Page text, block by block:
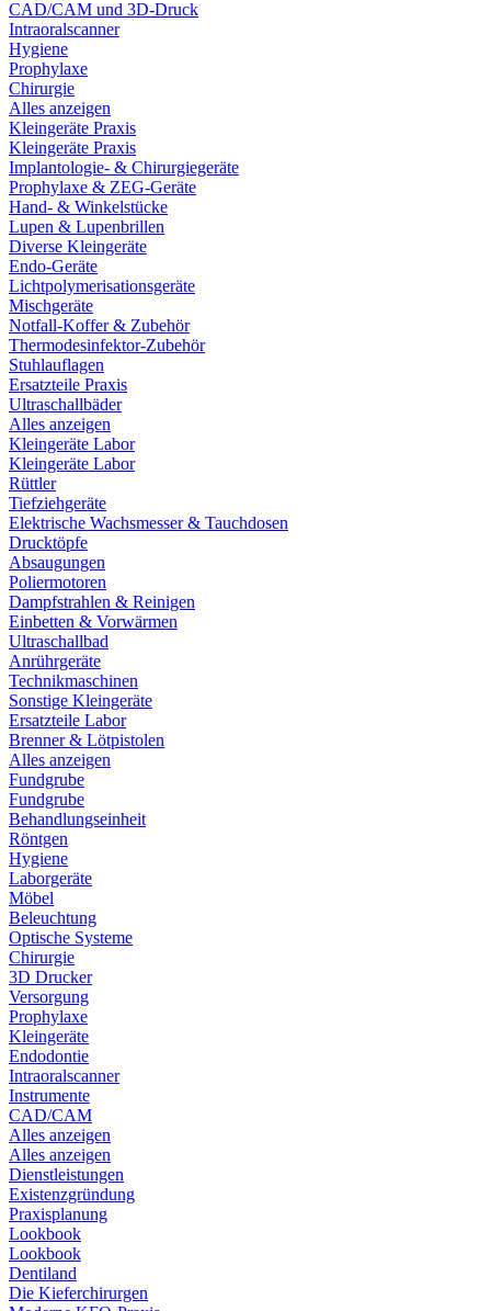
CAD/CAM und 3D-Druck
Intraoralscanner
Hygiene
Prophylaxe
Chirurgie
Alles anzeigen
Kleingeräte Praxis
Kleingeräte Praxis
Implantologie- & Chirurgiegeräte
Prophylaxe & ZEG-Geräte
Hand- & Winkelstücke
Lupen & Lupenbrillen
Diverse Kleingeräte
Endo-Geräte
Lichtpolymerisationsgeräte
Mischgeräte
Notfall-Koffer & Zubehör
Thermodesinfektor-Zubehör
Stuhlauflagen
Ersatzteile Praxis
Ultraschallbäder
Alles anzeigen
Kleingeräte Labor
Kleingeräte Labor
Rüttler
Tiefziehgeräte
Elektrische Wachsmesser & Tauchdosen
Drucktöpfe
Absaugungen
Poliermotoren
Dampfstrahlen & Reinigen
Einbetten & Vorwärmen
Ultraschallbad
Anrührgeräte
Technikmaschinen
Sonstige Kleingeräte
Ersatzteile Labor
Brenner & Lötpistolen
Alles anzeigen
Fundgrube
Fundgrube
Behandlungseinheit
Röntgen
Hygiene
Laborgeräte
Möbel
Beleuchtung
Optische Systeme
Chirurgie
3D Drucker
Versorgung
Prophylaxe
Kleingeräte
Endodontie
Intraoralscanner
Instrumente
CAD/CAM
Alles anzeigen
Alles anzeigen
Dienstleistungen
Existenzgründung
Praxisplanung
Lookbook
Lookbook
Dentiland
Die Kieferchirurgen